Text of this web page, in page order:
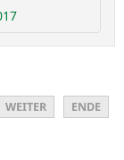
WEITER ENDE